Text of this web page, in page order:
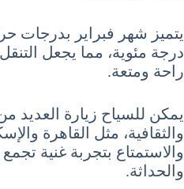
درجة مئوية، مما يجعل
راحة ومتعة.
يمكن للسياح زيارة العديد
والثقافية، مثل القاهرة
والاستمتاع بتجربة غنية
والحداثة.